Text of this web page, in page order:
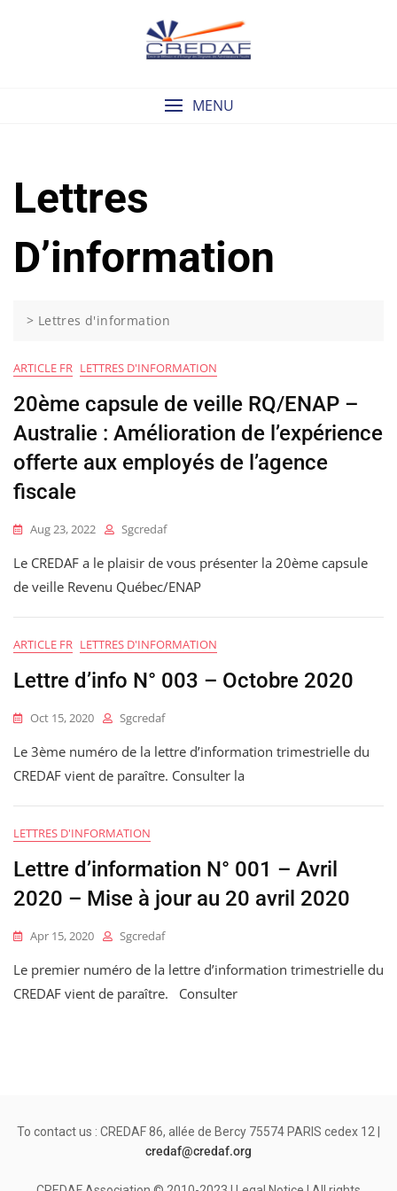
MENU
Lettres
D’information
> Lettres d'information
ARTICLE FR LETTRES D'INFORMATION
20ème capsule de veille RQ/ENAP –
Australie : Amélioration de l’expérience
offerte aux employés de l’agence
fiscale
Aug 23, 2022 Sgcredaf
Le CREDAF a le plaisir de vous présenter la 20ème capsule
de veille Revenu Québec/ENAP
ARTICLE FR LETTRES D'INFORMATION
Lettre d’info N° 003 – Octobre 2020
Oct 15, 2020 Sgcredaf
Le 3ème numéro de la lettre d’information trimestrielle du
CREDAF vient de paraître. Consulter la
LETTRES D'INFORMATION
Lettre d’information N° 001 – Avril
2020 – Mise à jour au 20 avril 2020
Apr 15, 2020 Sgcredaf
Le premier numéro de la lettre d’information trimestrielle du
CREDAF vient de paraître. Consulter
To contact us : CREDAF 86, allée de Bercy 75574 PARIS cedex 12 |
credaf@credaf.org